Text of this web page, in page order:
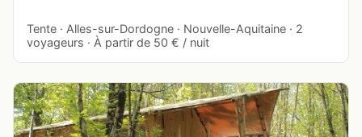
Tente · Alles-sur-Dordogne · Nouvelle-Aquitaine · 2
voyageurs · À partir de 50 € / nuit